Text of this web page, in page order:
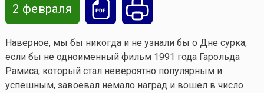
2 февраля
Наверное, мы бы никогда и не узнали бы о Дне сурка,
если бы не одноименный фильм 1991 года Гарольда
Рамиса, который стал невероятно популярным и
успешным, завоевал немало наград и вошел в число